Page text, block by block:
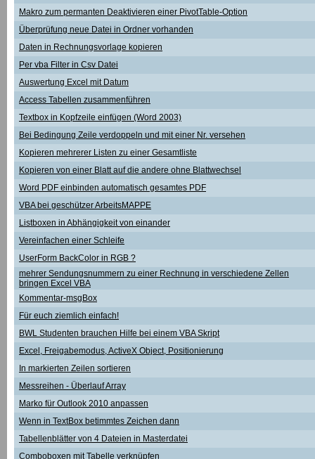
Makro zum permanten Deaktivieren einer PivotTable-Option
Überprüfung neue Datei in Ordner vorhanden
Daten in Rechnungsvorlage kopieren
Per vba Filter in Csv Datei
Auswertung Excel mit Datum
Access Tabellen zusammenführen
Textbox in Kopfzeile einfügen (Word 2003)
Bei Bedingung Zeile verdoppeln und mit einer Nr. versehen
Kopieren mehrerer Listen zu einer Gesamtliste
Kopieren von einer Blatt auf die andere ohne Blattwechsel
Word PDF einbinden automatisch gesamtes PDF
VBA bei geschützer ArbeitsMAPPE
Listboxen in Abhängigkeit von einander
Vereinfachen einer Schleife
UserForm BackColor in RGB ?
mehrer Sendungsnummern zu einer Rechnung in verschiedene Zellen
bringen Excel VBA
Kommentar-msgBox
Für euch ziemlich einfach!
BWL Studenten brauchen Hilfe bei einem VBA Skript
Excel, Freigabemodus, ActiveX Object, Positionierung
In markierten Zeilen sortieren
Messreihen - Überlauf Array
Marko für Outlook 2010 anpassen
Wenn in TextBox betimmtes Zeichen dann
Tabellenblätter von 4 Dateien in Masterdatei
Comboboxen mit Tabelle verknüpfen